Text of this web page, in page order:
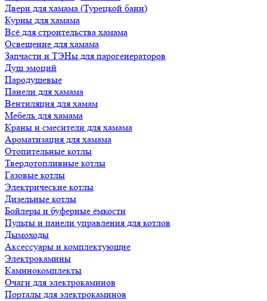
Двери для хамама (Турецкой бани)
Курны для хамама
Всё для строительства хамама
Освещение для хамама
Запчасти и ТЭНы для парогенераторов
Душ эмоций
Пародушевые
Панели для хамама
Вентиляция для хамам
Мебель для хамама
Краны и смесители для хамама
Ароматизация для хамама
Отопительные котлы
Твердотопливные котлы
Газовые котлы
Электрические котлы
Дизельные котлы
Бойлеры и буферные ёмкости
Пульты и панели управления для котлов
Дымоходы
Аксессуары и комплектующие
Электрокамины
Каминокомплекты
Очаги для электрокаминов
Порталы для электрокаминов